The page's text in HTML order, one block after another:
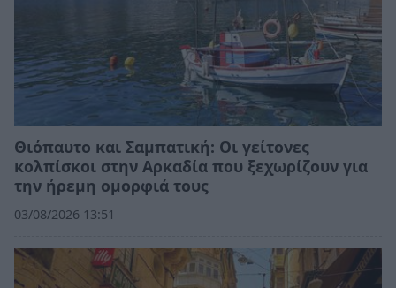
Θιόπαυτο και Σαμπατική: Οι γείτονες
κολπίσκοι στην Αρκαδία που ξεχωρίζουν για
την ήρεμη ομορφιά τους
03/08/2026 13:51